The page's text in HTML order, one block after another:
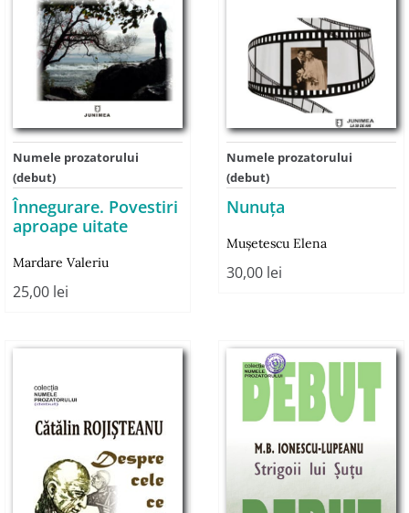
Numele prozatorului
(debut)
Înnegurare. Povestiri
aproape uitate
Mardare Valeriu
25,00 lei
Numele prozatorului
(debut)
Nunuţa
Muşetescu Elena
30,00 lei